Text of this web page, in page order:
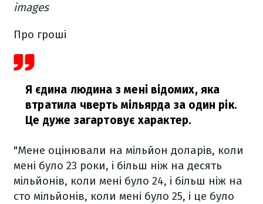
images
Про гроші
Я єдина людина з мені відомих, яка
втратила чверть мільярда за один рік.
Це дуже загартовує характер.
"Мене оцінювали на мільйон доларів, коли
мені було 23 роки, і більш ніж на десять
мільйонів, коли мені було 24, і більш ніж на
сто мільйонів, коли мені було 25, і це було